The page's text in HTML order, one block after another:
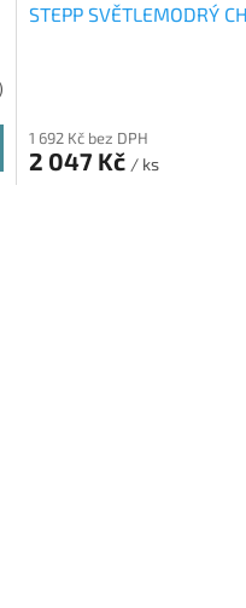
STEPP SVĚTLEMODRÝ
1 692 Kč bez DPH
2 047 Kč / ks